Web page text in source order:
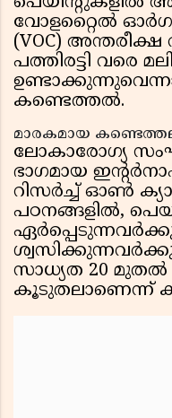
വോളറ്റൈൽ
(VOC)
പത്തിരട്ടി വരെ
കണ്ടെത്തൽ.
മാരകമായ
ലോകാരോഗ്യ
ഭാഗമായ
റിസർച്ച് ഓൺ
പഠനങ്ങളിൽ,
സാധ്യത 20 മുതൽ
കൂടുതലാണെന്ന്